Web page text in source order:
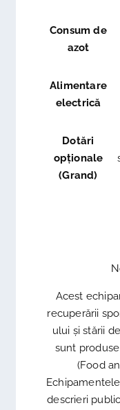
Consum de
azot
Alimentare
electrică
Dotări
opționale
(Grand)
Acest
recuperării
ului și stării
sunt
(Food
descrieri